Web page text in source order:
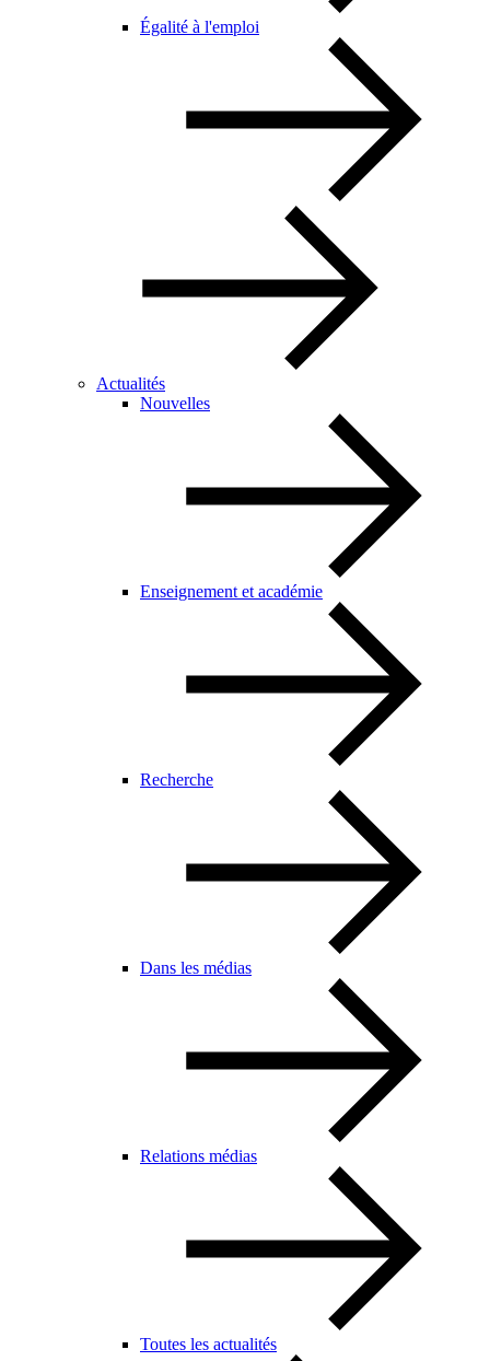
Égalité à l'emploi
Actualités
Nouvelles
Enseignement et académie
Recherche
Dans les médias
Relations médias
Toutes les actualités